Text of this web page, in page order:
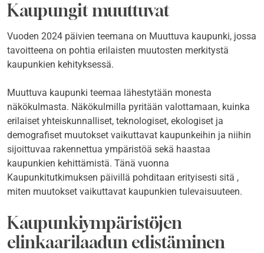
Kaupungit muuttuvat
Vuoden 2024 päivien teemana on Muuttuva kaupunki, jossa
tavoitteena on pohtia erilaisten muutosten merkitystä
kaupunkien kehityksessä.
Muuttuva kaupunki teemaa lähestytään monesta
näkökulmasta. Näkökulmilla pyritään valottamaan, kuinka
erilaiset yhteiskunnalliset, teknologiset, ekologiset ja
demografiset muutokset vaikuttavat kaupunkeihin ja niihin
sijoittuvaa rakennettua ympäristöä sekä haastaa
kaupunkien kehittämistä. Tänä vuonna
Kaupunkitutkimuksen päivillä pohditaan erityisesti sitä ,
miten muutokset vaikuttavat kaupunkien tulevaisuuteen.
Kaupunkiympäristöjen
elinkaarilaadun edistäminen